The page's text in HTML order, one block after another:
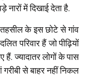
नारों में दिखाई देता है.
तहसील के इस छोटे से गांव
परिवार हैं जो पीढ़ियों
ज्यादातर लोगों के पास
गरीबी से बाहर नहीं निकल